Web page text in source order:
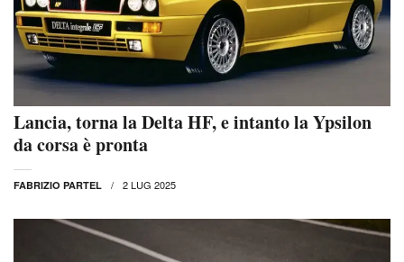
Lancia, torna la Delta HF, e intanto la Ypsilon
da corsa è pronta
FABRIZIO PARTEL 2 LUG 2025